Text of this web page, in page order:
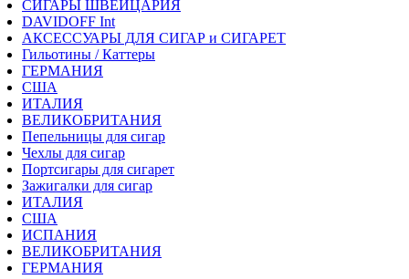
СИГАРЫ ШВЕЙЦАРИЯ
DAVIDOFF Int
АКСЕССУАРЫ ДЛЯ СИГАР и СИГАРЕТ
Гильотины / Каттеры
ГЕРМАНИЯ
США
ИТАЛИЯ
ВЕЛИКОБРИТАНИЯ
Пепельницы для сигар
Чехлы для сигар
Портсигары для сигарет
Зажигалки для сигар
ИТАЛИЯ
США
ИСПАНИЯ
ВЕЛИКОБРИТАНИЯ
ГЕРМАНИЯ